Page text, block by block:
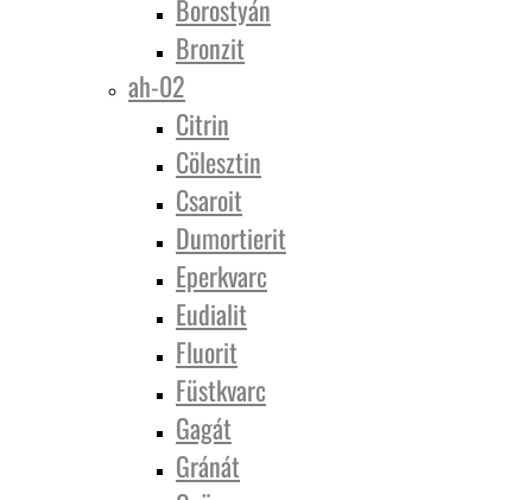
Borostyán
Bronzit
ah-02
Citrin
Cölesztin
Csaroit
Dumortierit
Eperkvarc
Eudialit
Fluorit
Füstkvarc
Gagát
Gránát